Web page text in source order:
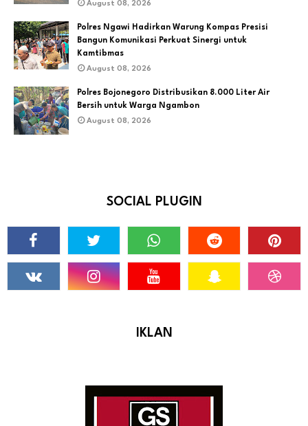
August 08, 2026
Polres Ngawi Hadirkan Warung Kompas Presisi
Bangun Komunikasi Perkuat Sinergi untuk
Kamtibmas
August 08, 2026
Polres Bojonegoro Distribusikan 8.000 Liter Air
Bersih untuk Warga Ngambon
August 08, 2026
SOCIAL PLUGIN
IKLAN